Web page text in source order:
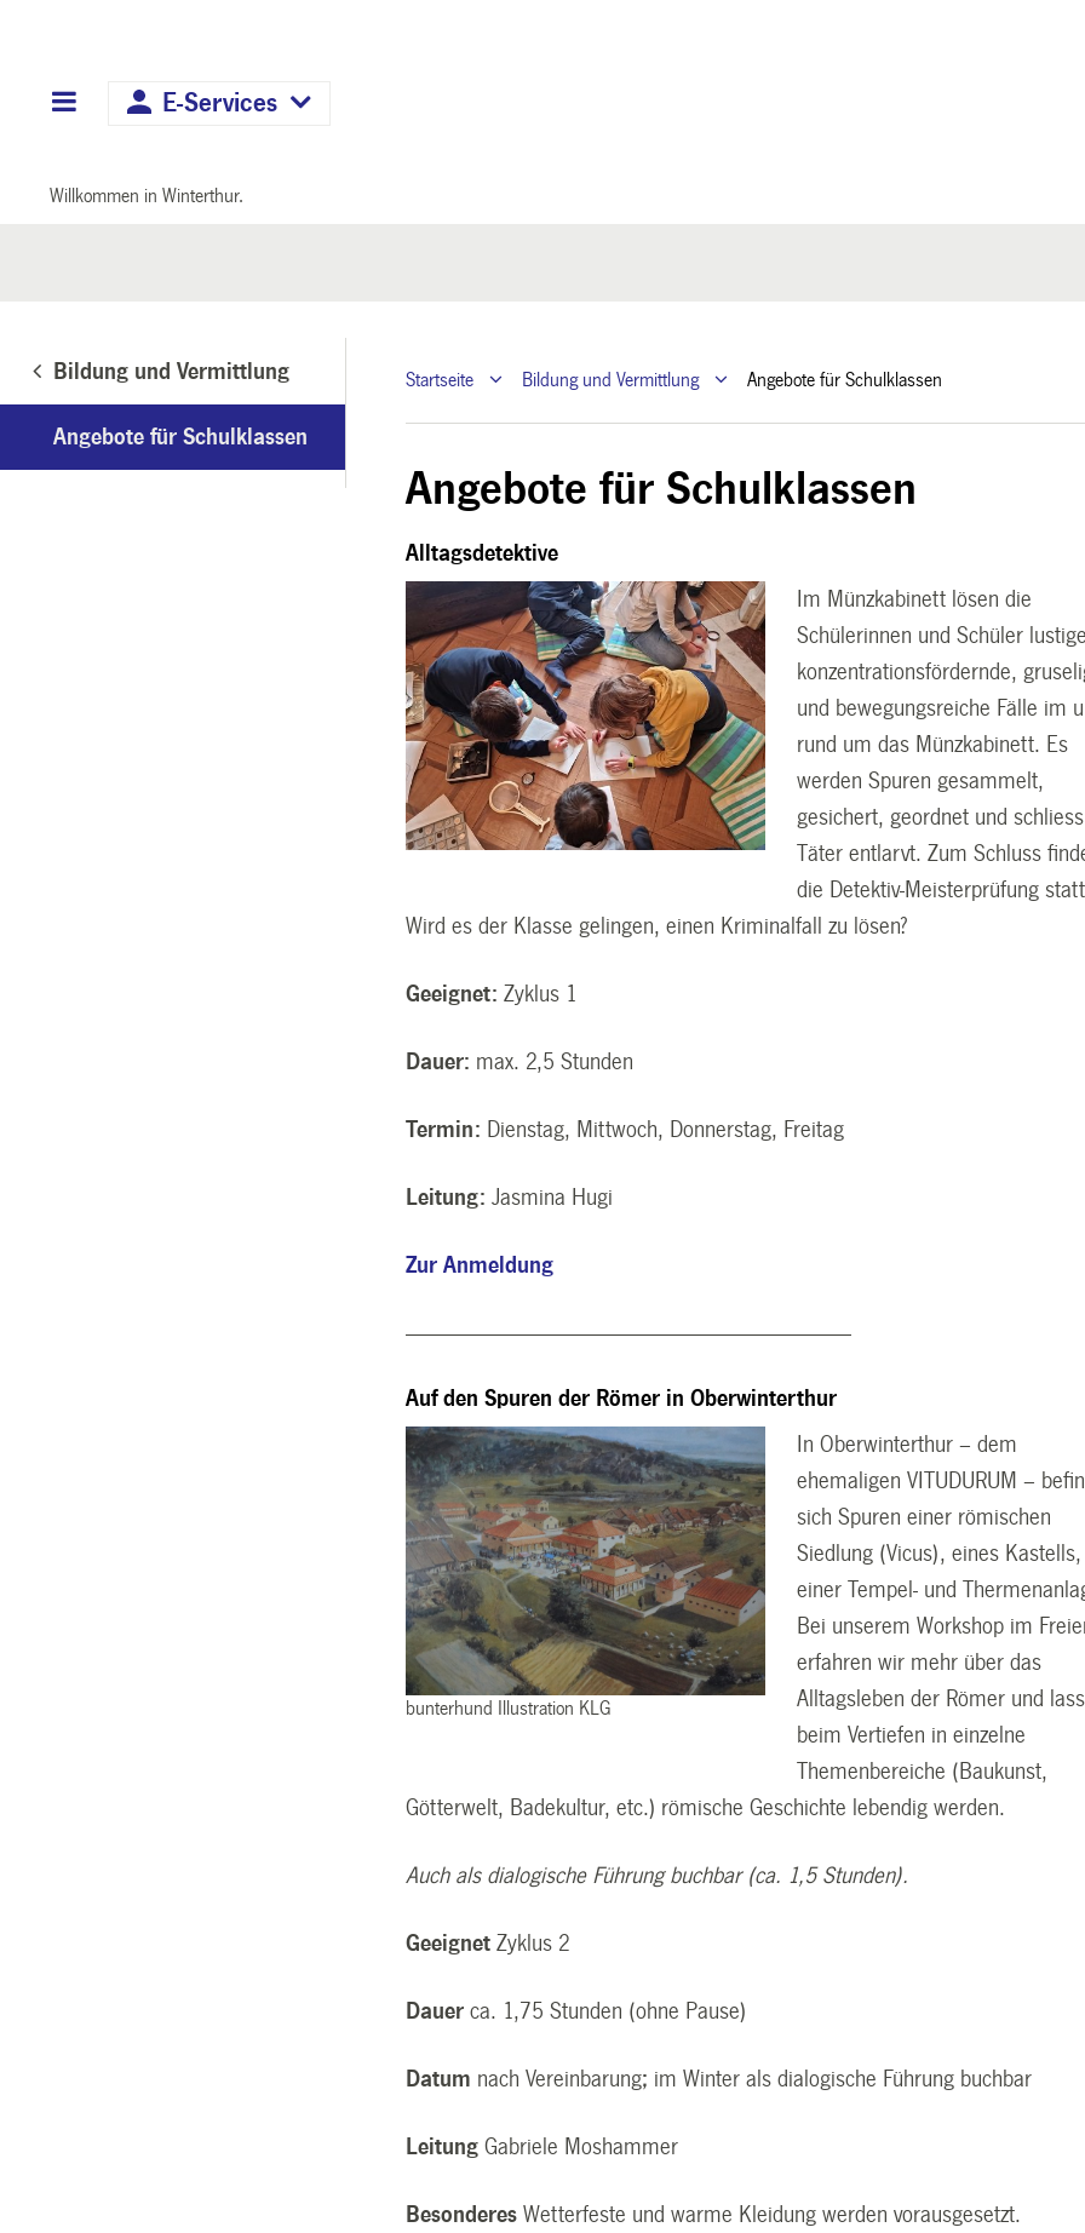
Hauptnavigation
E-Services
Willkommen in Winterthur.
Bildung und Vermittlung
Angebote für Schulklassen
Startseite Bildung und Vermittlung Angebote für Schulklassen
Angebote für Schulklassen
Alltagsdetektive
Im Münzkabinett lösen die
Schülerinnen und Schüler
konzentrationsfördernde,
und bewegungsreiche Fälle im
rund um das Münzkabinett. Es
werden Spuren gesammelt,
gesichert, geordnet und
Täter entlarvt. Zum Schluss
die Detektiv-Meisterprüfung
Wird es der Klasse gelingen, einen Kriminalfall zu lösen?
Geeignet: Zyklus 1
Dauer: max. 2,5 Stunden
Termin: Dienstag, Mittwoch, Donnerstag, Freitag
Leitung: Jasmina Hugi
Zur Anmeldung
--------------------------------------------------------------------------------------------
Auf den Spuren der Römer in Oberwinterthur
bunterhund Illustration KLG
In Oberwinterthur – dem
ehemaligen VITUDURUM –
sich Spuren einer römischen
Siedlung (Vicus), eines Kastells,
einer Tempel- und
Bei unserem Workshop im
erfahren wir mehr über das
Alltagsleben der Römer und
beim Vertiefen in einzelne
Themenbereiche (Baukunst,
Götterwelt, Badekultur, etc.) römische Geschichte lebendig werden.
Auch als dialogische Führung buchbar (ca. 1,5 Stunden).
GeeignetZyklus 2
Dauerca. 1,75 Stunden (ohne Pause)
Datum nach Vereinbarung; im Winter als dialogische Führung buchbar
LeitungGabriele Moshammer
BesonderesWetterfeste und warme Kleidung werden vorausgesetzt.